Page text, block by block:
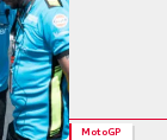
MotoGP